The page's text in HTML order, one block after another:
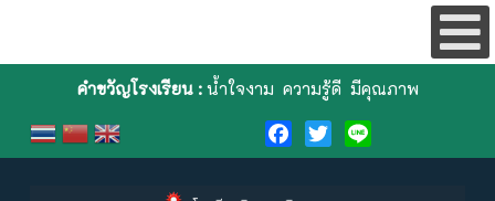
คำขวัญโรงเรียน :น้ำใจงาม ความรู้ดี มีคุณภาพ
Facebook
TwitterLine